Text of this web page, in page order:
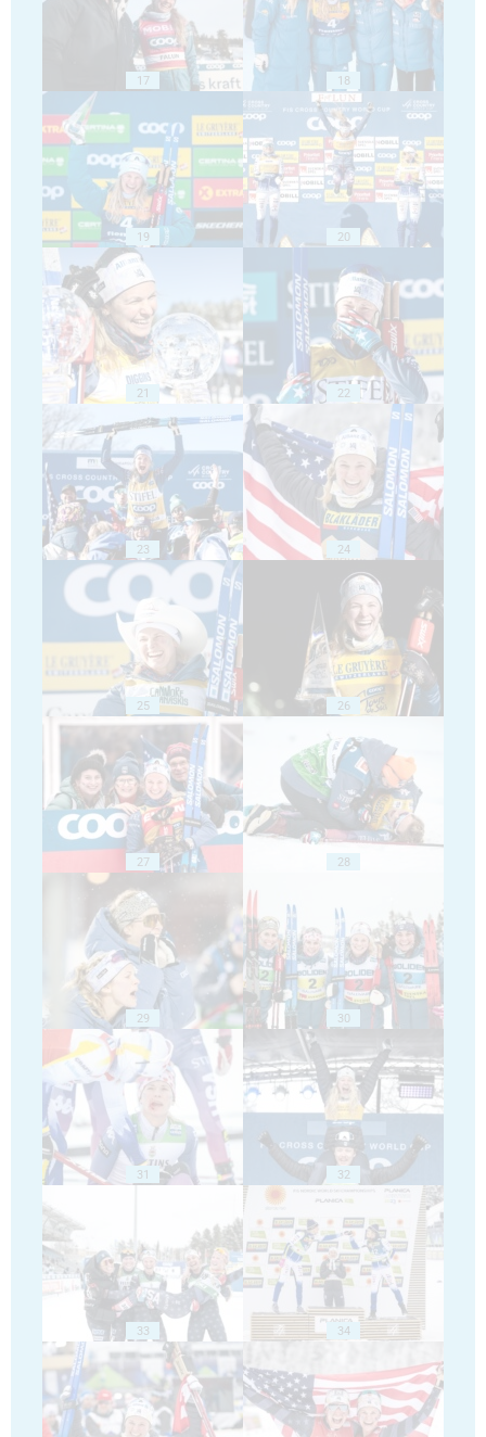
17 18
19 20
21 22
23 24
25 26
27 28
29 30
31 32
33 34